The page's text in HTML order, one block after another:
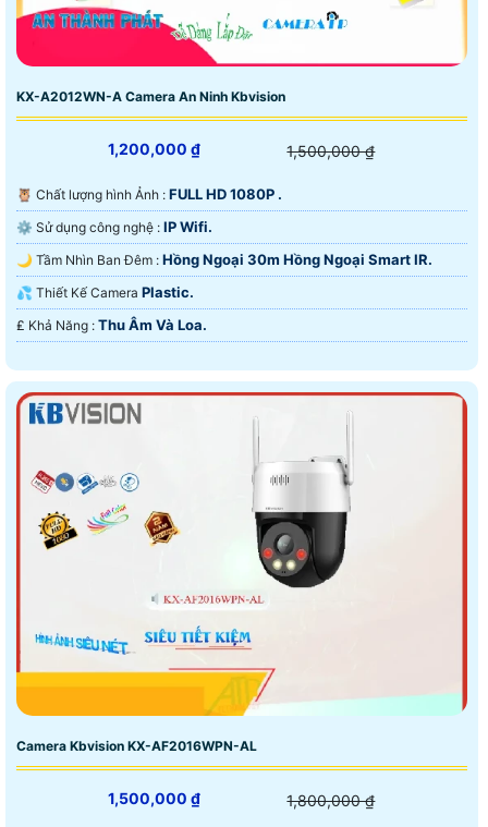
KX-A2012WN-A Camera An Ninh Kbvision
1,200,000 ₫ 1,500,000 ₫
🦉 Chất lượng hình Ảnh : FULL HD 1080P .
⚙ Sử dụng công nghệ : IP Wifi.
🌙 Tầm Nhìn Ban Đêm : Hồng Ngoại 30m Hồng Ngoại Smart IR.
💦 Thiết Kế Camera Plastic.
️₤ Khả Năng : Thu Âm Và Loa.
Camera Kbvision KX-AF2016WPN-AL
1,500,000 ₫ 1,800,000 ₫